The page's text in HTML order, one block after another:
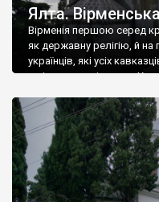
Ялта.
Вірменія першою серед
як державну релігію, й на
українців, які усіх
є відданими вірянами